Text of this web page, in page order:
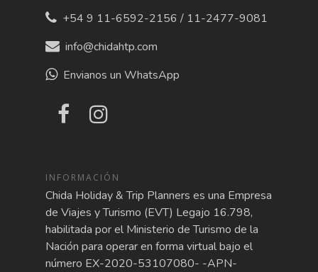
+54 9 11-6592-2156 / 11-2477-9081
info@chidahtp.com
Envianos un WhatsApp
INFORMACIÓN
Chida Holiday & Trip Planners es una Empresa
de Viajes y Turismo (EVT) Legajo 16.798,
habilitada por el Ministerio de Turismo de la
Nación para operar en forma virtual bajo el
número EX-2020-53107080- -APN-